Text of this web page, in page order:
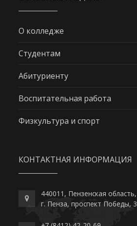
О колледже
Студентам
Абитуриенту
Воспитательная работа
Физкультура и спорт
КОНТАКТНАЯ ИНФОРМАЦИЯ
440011, Пензенская область,
г. Пенза, проспект Победы, 3